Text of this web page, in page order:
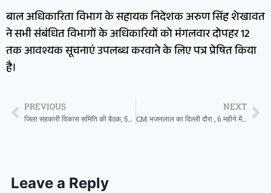
बाल अधिकारिता विभाग के सहायक निदेशक अरुण सिंह शेखावत
ने सभी संबंधित विभागों के अधिकारियों को मंगलवार दोपहर 12
तक आवश्यक सूचनाएं उपलब्ध करवाने के लिए पत्र प्रेषित किया
है।
PREVIOUS
जिला सहकारी विकास समिति की बैठक, 58 ग्राम पंचायतों में नई पैक्स के गठन की मिली स्वीकृति
NEXT
CM भजनलाल का दिल्ली दौरा , 6 महीने में इस छठे दौरे के पीछे क्या है बड़ा प्लान?
Leave a Reply